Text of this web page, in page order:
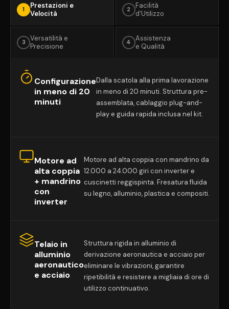
1
Prestazioni e
Velocità
2
Facilità
d'Utilizzo
3
Versatilità e
Precisione
4
Assistenza
e Qualità
Configurazione
in meno di 20
minuti
Dalla scatola alla prima lavorazione
in meno di 20 minuti. Struttura pre-
assemblata, cablaggio plug-and-
play e guida rapida inclusa nel kit.
Motore ad
alta coppia
+ mandrino
con
inverter
Motore ad alta coppia con mandrino da
12.000 a 24.000 giri con inverter e
cuscinetti reggispinta. Fresatura fluida
su legno, alluminio, plastica e compositi.
Telaio in
alluminio
aeronautico
e acciaio
Struttura rigida in alluminio di
derivazione aeronautica e acciaio per
eliminare le vibrazioni, garantire
ripetibilità e resistere a migliaia di ore di
utilizzo continuativo.